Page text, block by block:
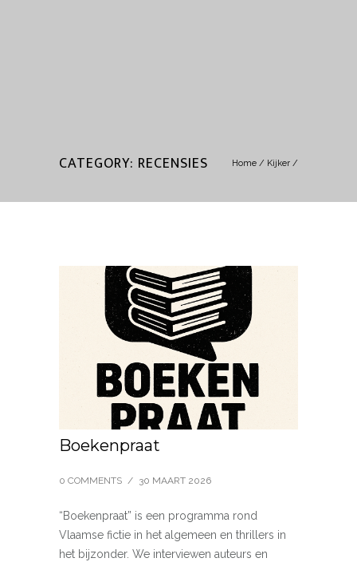
CATEGORY: RECENSIES Home / Kijker /
Boekenpraat
0 COMMENTS / 30 MAART 2026
“Boekenpraat” is een programma rond
Vlaamse fictie in het algemeen en thrillers in
het bijzonder. We interviewen auteurs en